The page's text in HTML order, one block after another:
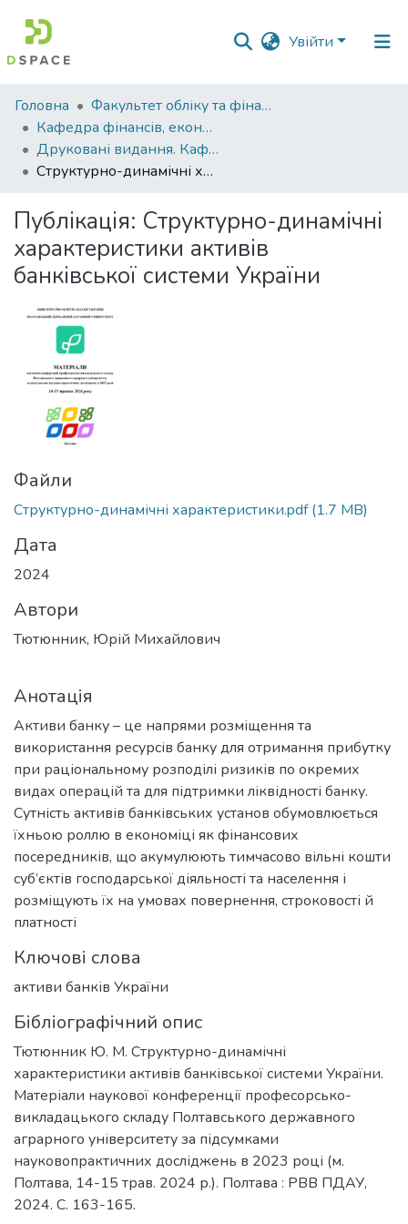
Увійти
Фонди
та
зібрання
Пошук за критеріями
Статистика
Головна
Факультет обліку та фінансів
Кафедра фінансів, економічних досліджень і туризму
Друковані видання. Кафедра фінансів, економічних досліджень і туризму
Структурно-динамічні характеристики активів банківської системи України
Публікація: Структурно-динамічні
характеристики активів
банківської системи України
Файли
Структурно-динамічні характеристики.pdf(1.7 MB)
Дата
2024
Автори
Тютюнник, Юрій Михайлович
Анотація
Активи банку – це напрями розміщення та
використання ресурсів банку для отримання прибутку
при раціональному розподілі ризиків по окремих
видах операцій та для підтримки ліквідності банку.
Сутність активів банківських установ обумовлюється
їхньою роллю в економіці як фінансових
посередників, що акумулюють тимчасово вільні кошти
суб’єктів господарської діяльності та населення і
розміщують їх на умовах повернення, строковості й
платності
Ключові слова
активи банків України
Бібліографічний опис
Тютюнник Ю. М. Структурно-динамічні
характеристики активів банківської системи України.
Матеріали наукової конференції професорсько-
викладацького складу Полтавського державного
аграрного університету за підсумками
науковопрактичних досліджень в 2023 році (м.
Полтава, 14-15 трав. 2024 р.). Полтава : РВВ ПДАУ,
2024. С. 163-165.